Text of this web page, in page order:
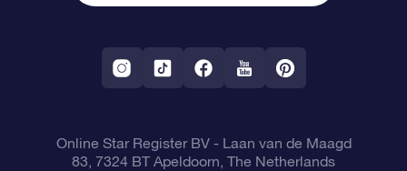
Aplicativo RV Fly me to the stars
Constelações
Online Star Register BV- Laan van de Maagd
83, 7324 BT Apeldoorn, The Netherlands